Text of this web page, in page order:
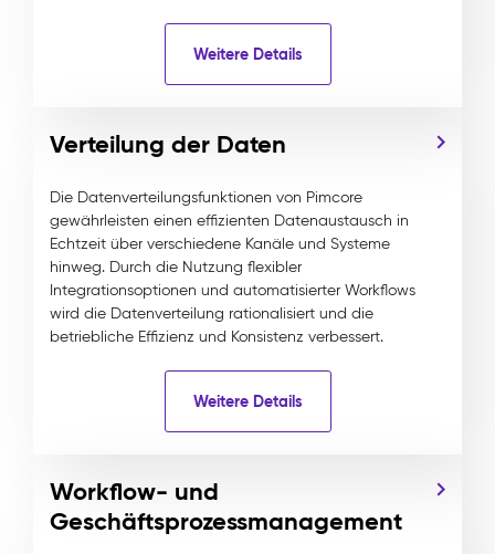
Weitere Details
Verteilung der Daten
Die Datenverteilungsfunktionen von Pimcore
gewährleisten einen effizienten Datenaustausch in
Echtzeit über verschiedene Kanäle und Systeme
hinweg. Durch die Nutzung flexibler
Integrationsoptionen und automatisierter Workflows
wird die Datenverteilung rationalisiert und die
betriebliche Effizienz und Konsistenz verbessert.
Weitere Details
Workflow- und
Geschäftsprozessmanagement